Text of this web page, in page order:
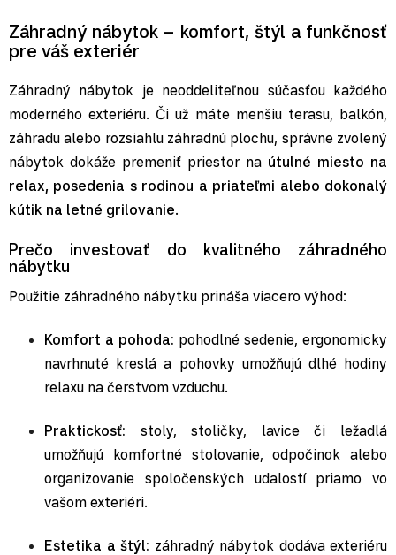
Záhradný nábytok – komfort, štýl a funkčnosť
pre váš exteriér
Záhradný nábytok je neoddeliteľnou súčasťou každého
moderného exteriéru. Či už máte menšiu terasu, balkón,
záhradu alebo rozsiahlu záhradnú plochu, správne zvolený
nábytok dokáže premeniť priestor na útulné miesto na
relax, posedenia s rodinou a priateľmi alebo dokonalý
kútik na letné grilovanie.
Prečo investovať do kvalitného záhradného
nábytku
Použitie záhradného nábytku prináša viacero výhod:
Komfort a pohoda: pohodlné sedenie, ergonomicky
navrhnuté kreslá a pohovky umožňujú dlhé hodiny
relaxu na čerstvom vzduchu.
Praktickosť: stoly, stoličky, lavice či ležadlá
umožňujú komfortné stolovanie, odpočinok alebo
organizovanie spoločenských udalostí priamo vo
vašom exteriéri.
Estetika a štýl: záhradný nábytok dodáva exteriéru